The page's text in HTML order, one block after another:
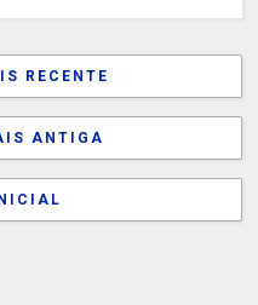
RECENTE
ANTIGA